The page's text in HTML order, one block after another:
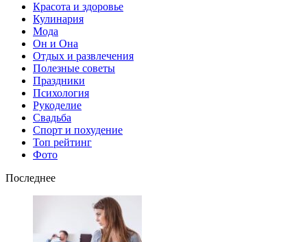
Красота и здоровье
Кулинария
Мода
Он и Она
Отдых и развлечения
Полезные советы
Праздники
Психология
Рукоделие
Свадьба
Спорт и похудение
Топ рейтинг
Фото
Последнее